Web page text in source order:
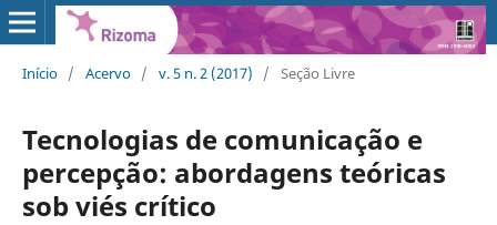
Início / Acervo / v. 5 n. 2 (2017) / Seção Livre
Tecnologias de comunicação e
percepção: abordagens teóricas
sob viés crítico